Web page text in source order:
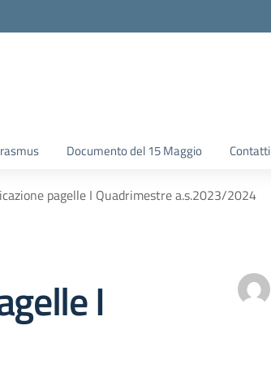
Documento del 15 Maggio Contatti
pagelle I Quadrimestre a.s.2023/2024
I